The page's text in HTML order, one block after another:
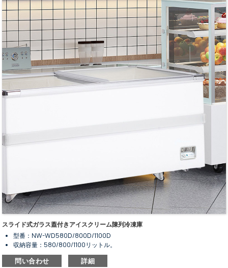
曲線デザインの強化ガラス。
油圧式バッファーを使用した玄関ドアの作業。
スイッチ付きLED室内照明。
予備収納キャビネットはオプションです。
外装・内装ともにステンレス鋼仕上げ。
スマートコントローラーとデジタルディスプレイ画面。
掃除が簡単な交換式背面スライドドア。
銅管式蒸発器およびファンアシスト式凝縮器。
スライド式ガラス蓋付きアイスクリーム陳列冷凍庫
型番：NW-WD580D/800D/1100D
収納容量：580/800/1100リットル。
サイズは3種類からお選びいただけます。
食品を冷凍保存したり、陳列したりするために使用します。
問い合わせ 詳細